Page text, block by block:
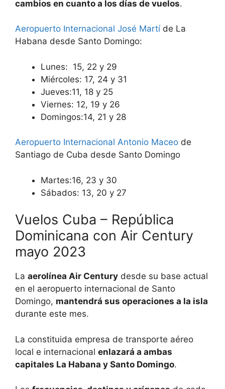
cambios en cuanto a los días de vuelos.
Aeropuerto Internacional José Martí de La
Habana desde Santo Domingo:
Lunes: 15, 22 y 29
Miércoles: 17, 24 y 31
Jueves:11, 18 y 25
Viernes: 12, 19 y 26
Domingos:14, 21 y 28
Aeropuerto Internacional Antonio Maceo de
Santiago de Cuba desde Santo Domingo
Martes:16, 23 y 30
Sábados: 13, 20 y 27
Vuelos Cuba – República
Dominicana con Air Century
mayo 2023
La aerolínea Air Century desde su base actual
en el aeropuerto internacional de Santo
Domingo, mantendrá sus operaciones a la isla
durante este mes.
La constituida empresa de transporte aéreo
local e internacional enlazará a ambas
capitales La Habana y Santo Domingo.